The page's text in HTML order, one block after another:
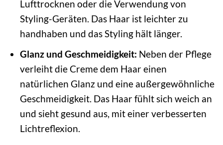
Lufttrocknen oder die Verwendung von
Styling-Geräten. Das Haar ist leichter zu
handhaben und das Styling hält länger.
Glanz und Geschmeidigkeit: Neben der Pflege
verleiht die Creme dem Haar einen
natürlichen Glanz und eine außergewöhnliche
Geschmeidigkeit. Das Haar fühlt sich weich an
und sieht gesund aus, mit einer verbesserten
Lichtreflexion.